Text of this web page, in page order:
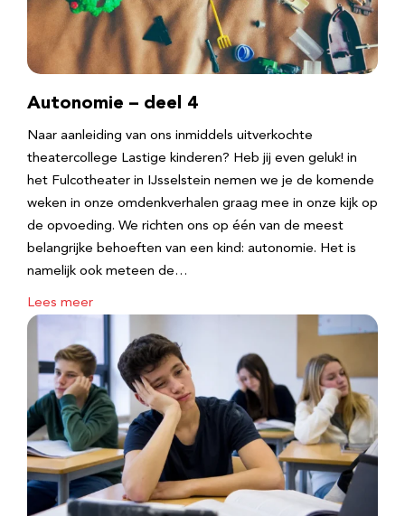
Autonomie – deel 4
Naar aanleiding van ons inmiddels uitverkochte
theatercollege Lastige kinderen? Heb jij even geluk! in
het Fulcotheater in IJsselstein nemen we je de komende
weken in onze omdenkverhalen graag mee in onze kijk op
de opvoeding. We richten ons op één van de meest
belangrijke behoeften van een kind: autonomie. Het is
namelijk ook meteen de…
Lees meer